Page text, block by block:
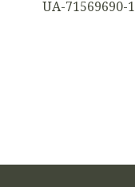
UA-71569690-1